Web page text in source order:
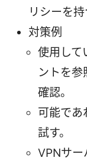
リシーを持
対策例
使用して
ントを
確認。
可能であ
試す。
VPNサ